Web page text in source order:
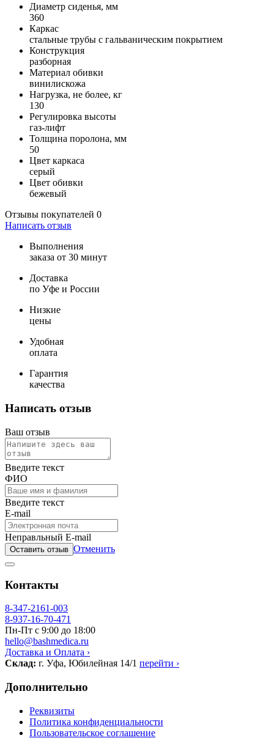
Диаметр сиденья, мм
360
Каркас
стальные трубы с гальваническим покрытием
Конструкция
разборная
Материал обивки
винилискожа
Нагрузка, не более, кг
130
Регулировка высоты
газ-лифт
Толщина поролона, мм
50
Цвет каркаса
серый
Цвет обивки
бежевый
Отзывы покупателей 0
Написать отзыв
Выполнения
заказа от 30 минут
Доставка
по Уфе и России
Низкие
цены
Удобная
оплата
Гарантия
качества
Написать отзыв
Ваш отзыв
Введите текст
ФИО
Введите текст
E-mail
Неправльный E-mail
Оставить отзыв Отменить
Контакты
8-347-2161-003
8-937-16-70-471
Пн-Пт с 9:00 до 18:00
hello@bashmedica.ru
Доставка и Оплата ›
Склад: г. Уфа, Юбилейная 14/1 перейти ›
Дополнительно
Реквизиты
Политика конфиденциальности
Пользовательское соглашение